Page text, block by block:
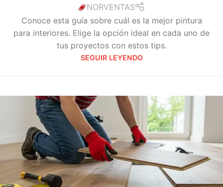
NORVENTAS
Conoce esta guía sobre cuál es la mejor pintura
para interiores. Elige la opción ideal en cada uno de
tus proyectos con estos tips.
SEGUIR LEYENDO